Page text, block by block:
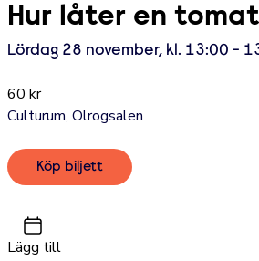
Hur låter en
Lördag 28 november, kl. 13:00 -
60 kr
Culturum, Olrogsalen
Köp biljett
Lägg till